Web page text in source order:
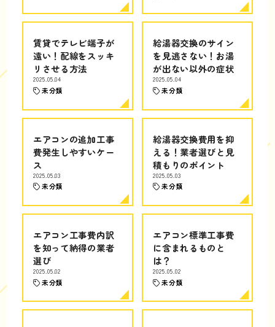
賃貸でテレビ端子が
遠い！配線をスッキ
リさせる方法
2025.05.04
未分類
給湯器交換のサイン
を見逃さない！お湯
が出ない以外の症状
2025.05.04
未分類
エアコンの追加工事
費発生しやすいケー
ス
2025.05.03
未分類
給湯器交換費用を抑
える！業者選びと見
積もりのポイント
2025.05.03
未分類
エアコン工事費内訳
を知って納得の業者
選び
2025.05.02
未分類
エアコン標準工事費
に含まれるものと
は？
2025.05.02
未分類